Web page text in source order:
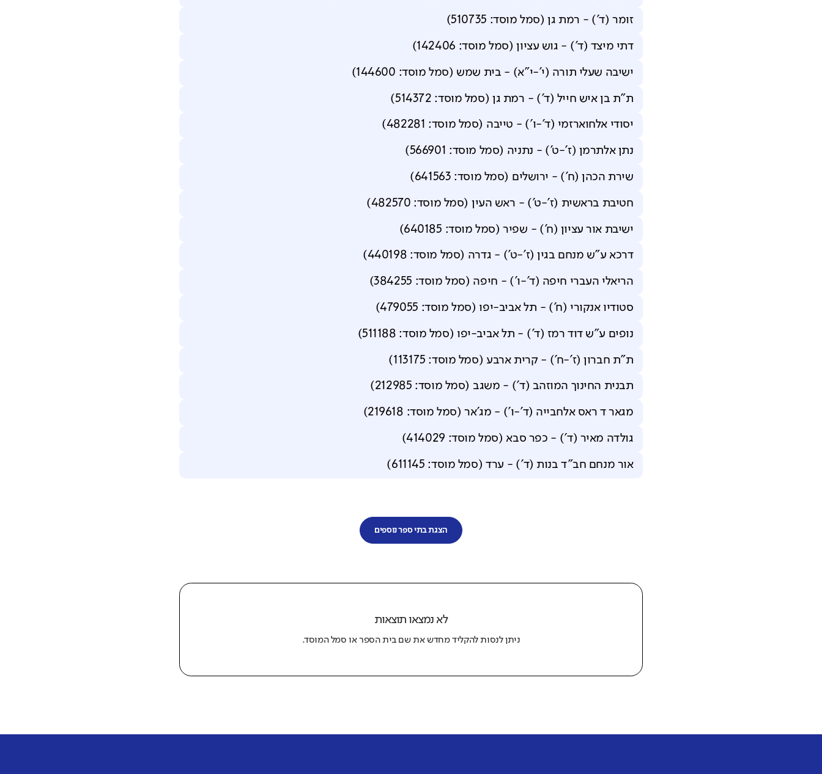
זומר (ד') - רמת גן (סמל מוסד: 510735
)
דתי מיצד (ד') - גוש עציון (סמל מוסד: 142406
)
ישיבה שעלי תורה (י'-י"א) - בית שמש (סמל מוסד: 144600
)
ת"ת בן איש חייל (ד') - רמת גן (סמל מוסד: 514372
)
יסודי אלחוארזמי (ד'-ו') - טייבה (סמל מוסד: 482281
)
נתן אלתרמן (ז'-ט') - נתניה (סמל מוסד: 566901
)
שירת הכהן (ח') - ירושלים (סמל מוסד: 641563
)
חטיבת בראשית (ז'-ט') - ראש העין (סמל מוסד: 482570
)
ישיבת אור עציון (ח') - שפיר (סמל מוסד: 640185
)
דרכא ע"ש מנחם בגין (ז'-ט') - גדרה (סמל מוסד: 440198
)
הריאלי העברי חיפה (ד'-ו') - חיפה (סמל מוסד: 384255
)
סטודיו אנקורי (ח') - תל אביב-יפו (סמל מוסד: 479055
)
נופים ע"ש דוד רמז (ד') - תל אביב-יפו (סמל מוסד: 511188
)
ת"ת חברון (ז'-ח') - קרית ארבע (סמל מוסד: 113175
)
תבנית החינוך המוזהב (ד') - משגב (סמל מוסד: 212985
)
מגאר ד ראס אלחבייה (ד'-ו') - מג'אר (סמל מוסד: 219618
)
גולדה מאיר (ד') - כפר סבא (סמל מוסד: 414029
)
אור מנחם חב"ד בנות (ד') - ערד (סמל מוסד: 611145
)
הצגת בתי ספר נוספים
לא נמצאו תוצאות
ניתן לנסות להקליד מחדש את שם בית הספר או סמל המוסד.